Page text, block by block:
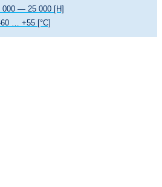
000 — 25 000 [Н]
… +55 [°C]